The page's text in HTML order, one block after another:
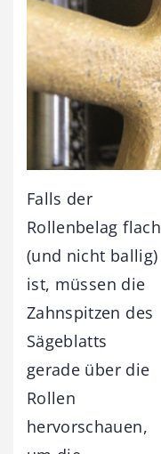
Falls der
Rollenbelag flach
(und nicht ballig)
ist, müssen die
Zahnspitzen des
Sägeblatts
gerade über die
Rollen
hervorschauen,